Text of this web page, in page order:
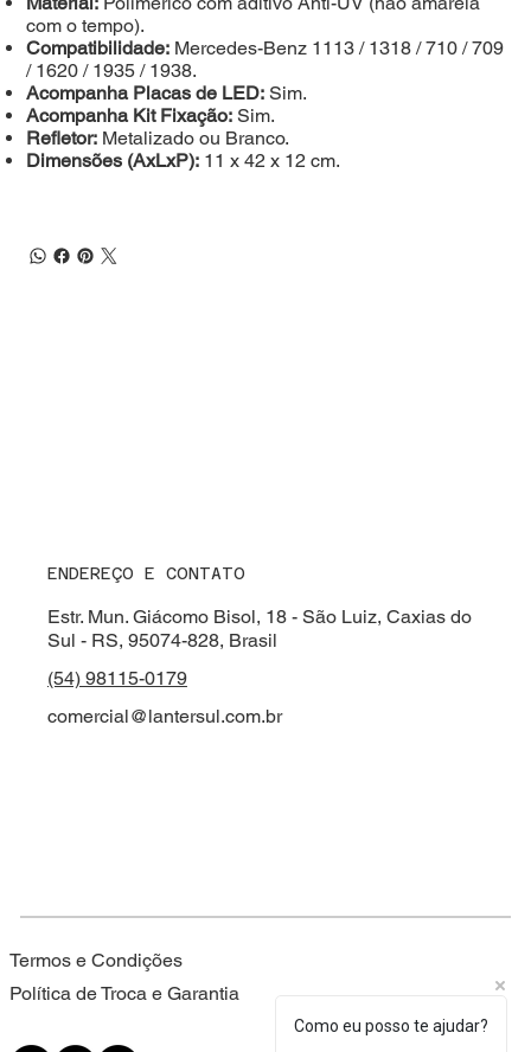
com o tempo).
Compatibilidade: Mercedes-Benz 1113 / 1318 / 710 / 709
/ 1620 / 1935 / 1938.
Acompanha Placas de LED: Sim.
Acompanha Kit Fixação: Sim.
Refletor: Metalizado ou Branco.
Dimensões (AxLxP): 11 x 42 x 12 cm.
ENDEREÇO E CONTATO
Estr. Mun. Giácomo Bisol, 18 - São Luiz, Caxias do
Sul - RS, 95074-828, Brasil
(54) 98115-0179
comercial@lantersul.com.br
Termos e Condições
Política de Troca e Garantia
Como eu posso te ajudar?